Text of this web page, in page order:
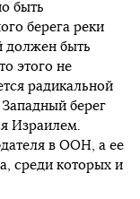
быть
берега реки
должен быть
этого не
радикальной
берег
Израилем.
в ООН, а ее
среди которых и